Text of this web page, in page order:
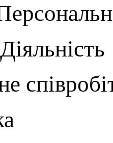
Діяльність